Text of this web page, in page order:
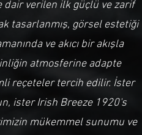
dair verilen ilk güçlü ve zarif
tasarlanmış, görsel estetiği
ve akıcı bir akışla
atmosferine adapte
reçeteler tercih edilir. İster
ister Irish Breeze 1920's
mükemmel sunumu ve